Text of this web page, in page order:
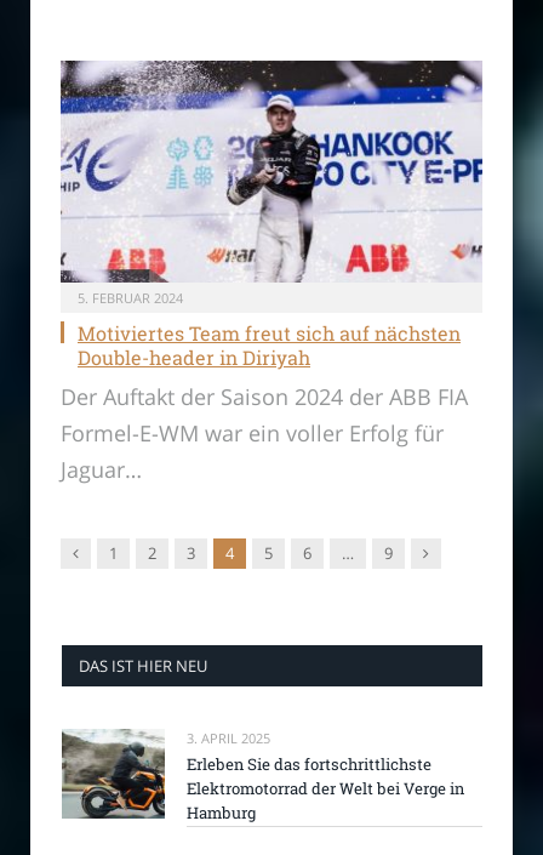
5. FEBRUAR 2024
Motiviertes Team freut sich auf nächsten
Double-header in Diriyah
Der Auftakt der Saison 2024 der ABB FIA
Formel-E-WM war ein voller Erfolg für
Jaguar…
Vorgänger
1 2 3 4 5 6 … 9 Nachfolger
DAS IST HIER NEU
3. APRIL 2025
Erleben Sie das fortschrittlichste
Elektromotorrad der Welt bei Verge in
Hamburg